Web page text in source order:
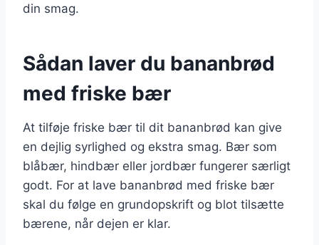
din smag.
Sådan laver du bananbrød
med friske bær
At tilføje friske bær til dit bananbrød kan give
en dejlig syrlighed og ekstra smag. Bær som
blåbær, hindbær eller jordbær fungerer særligt
godt. For at lave bananbrød med friske bær
skal du følge en grundopskrift og blot tilsætte
bærene, når dejen er klar.